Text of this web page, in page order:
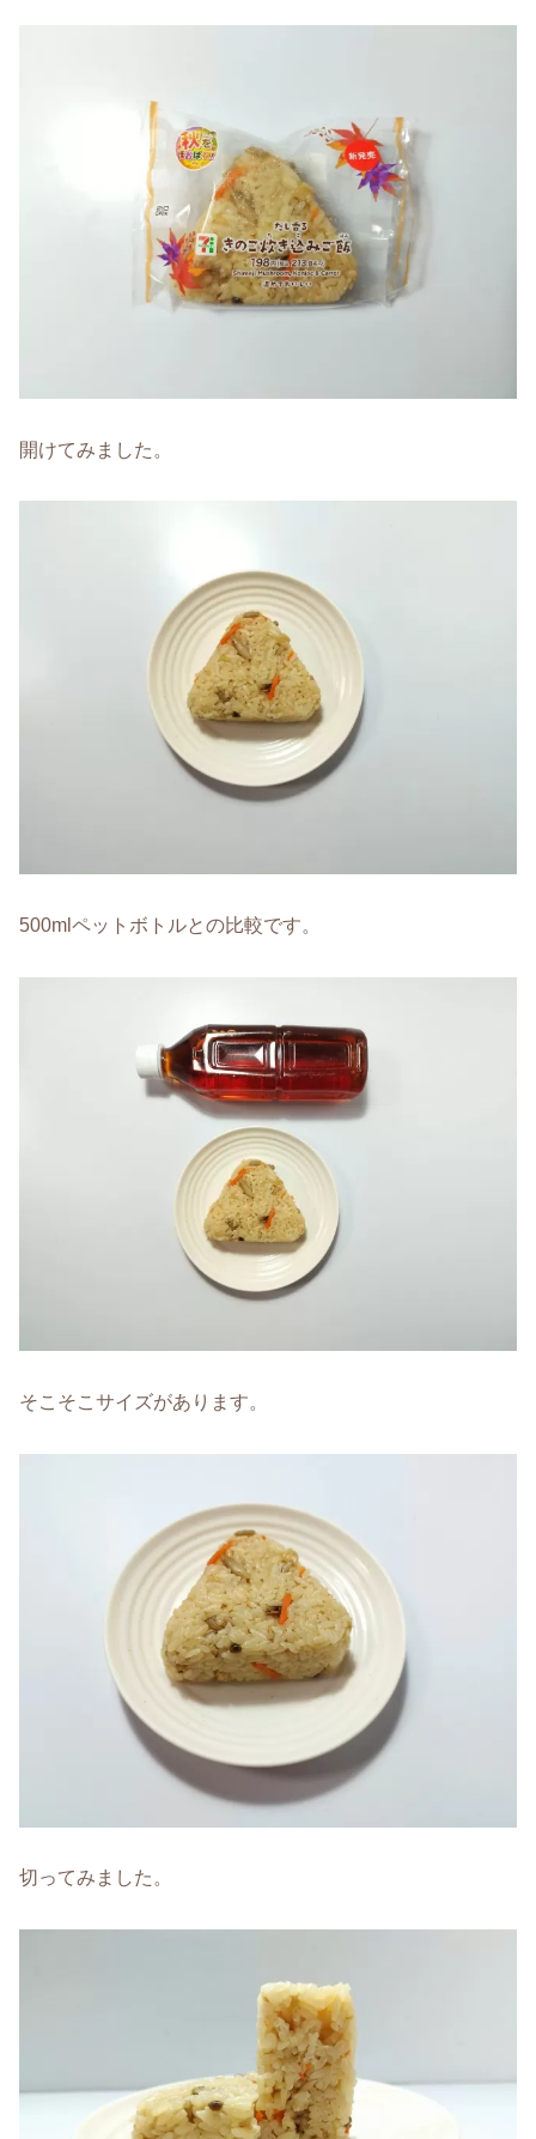
開けてみました。
500mlペットボトルとの比較です。
そこそこサイズがあります。
切ってみました。